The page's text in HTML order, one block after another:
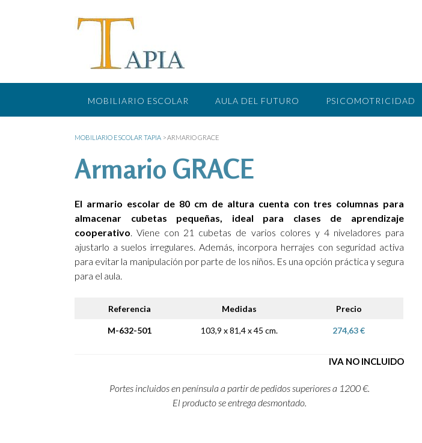
MOBILIARIO ESCOLAR AULA DEL FUTURO PSICOMOTRICIDAD
MOBILIARIO ESCOLAR TAPIA >ARMARIO GRACE
Armario GRACE
El armario escolar de 80 cm de altura cuenta con tres columnas para
almacenar cubetas pequeñas, ideal para clases de aprendizaje
cooperativo . Viene con 21 cubetas de varios colores y 4 niveladores para
ajustarlo a suelos irregulares. Además, incorpora herrajes con seguridad activa
para evitar la manipulación por parte de los niños. Es una opción práctica y segura
para el aula.
Referencia Medidas Precio
M-632-501 103,9 x 81,4 x 45 cm. 274,63 €
IVA NO INCLUIDO
Portes incluidos en península a partir de pedidos superiores a 1200 €.
El producto se entrega desmontado.